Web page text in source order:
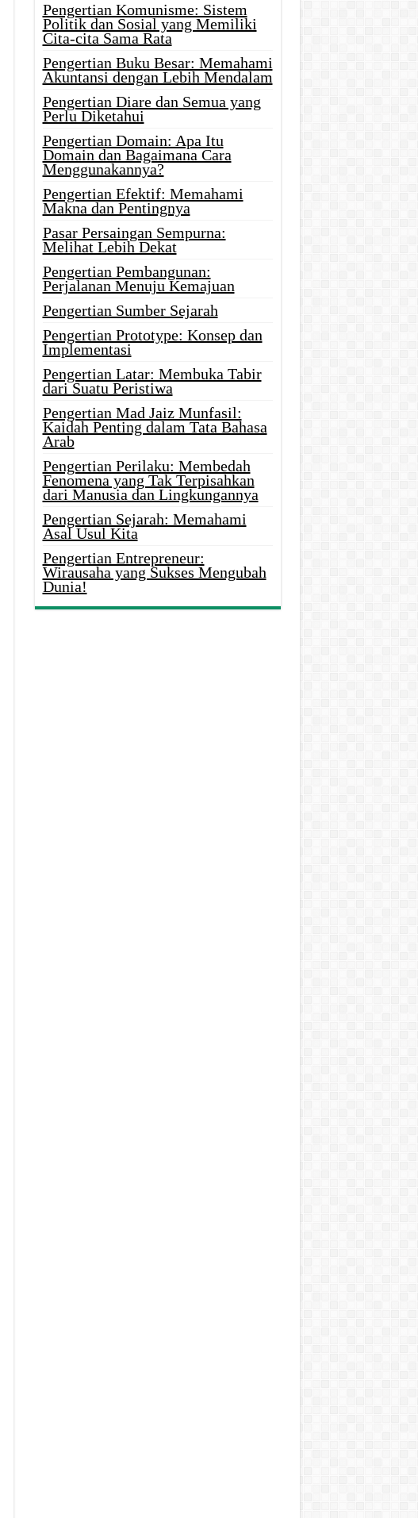
Pengertian Komunisme: Sistem
Politik dan Sosial yang Memiliki
Cita-cita Sama Rata
Pengertian Buku Besar: Memahami
Akuntansi dengan Lebih Mendalam
Pengertian Diare dan Semua yang
Perlu Diketahui
Pengertian Domain: Apa Itu
Domain dan Bagaimana Cara
Menggunakannya?
Pengertian Efektif: Memahami
Makna dan Pentingnya
Pasar Persaingan Sempurna:
Melihat Lebih Dekat
Pengertian Pembangunan:
Perjalanan Menuju Kemajuan
Pengertian Sumber Sejarah
Pengertian Prototype: Konsep dan
Implementasi
Pengertian Latar: Membuka Tabir
dari Suatu Peristiwa
Pengertian Mad Jaiz Munfasil:
Kaidah Penting dalam Tata Bahasa
Arab
Pengertian Perilaku: Membedah
Fenomena yang Tak Terpisahkan
dari Manusia dan Lingkungannya
Pengertian Sejarah: Memahami
Asal Usul Kita
Pengertian Entrepreneur:
Wirausaha yang Sukses Mengubah
Dunia!